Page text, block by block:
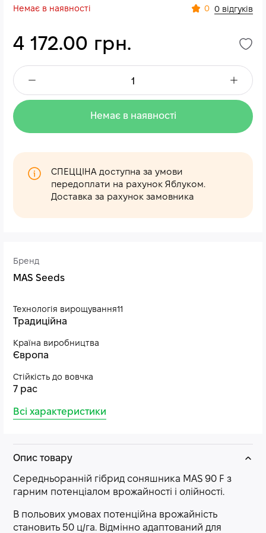
Бренд
MAS Seeds
Технологія вирощування11
Традиційна
Країна виробництва
Європа
Стійкість до вовчка
7 рас
Всі характеристики
Немає в наявності 0 0 відгуків
4 172.00 грн.
Немає в наявності
СПЕЦЦІНА доступна за умови
передоплати на рахунок Яблуком.
Доставка за рахунок замовника
Опис товару
Середньоранній гібрид соняшника MAS 90 F з
гарним потенціалом врожайності і олійності.
В польових умовах потенційна врожайність
становить 50 ц/га. Відмінно адаптований для